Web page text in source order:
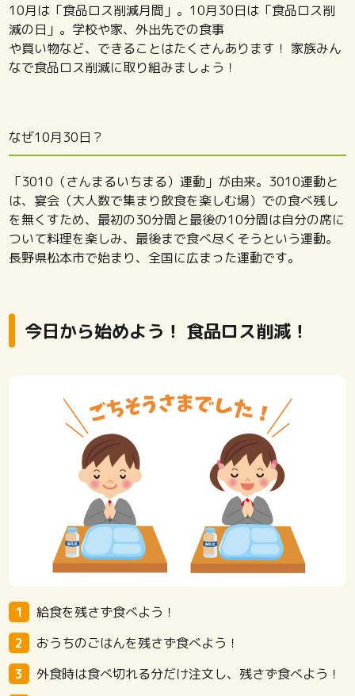
10月は「食品ロス削減月間」。10月30日は「食品ロス削
減の日」。学校や家、外出先での食事
や買い物など、できることはたくさんあります！ 家族みん
なで食品ロス削減に取り組みましょう！
なぜ10月30日？
「3010（さんまるいちまる）運動」が由来。3010運動と
は、宴会（大人数で集まり飲食を楽しむ場）での食べ残し
を無くすため、最初の30分間と最後の10分間は自分の席に
ついて料理を楽しみ、最後まで食べ尽くそうという運動。
長野県松本市で始まり、全国に広まった運動です。
今日から始めよう！ 食品ロス削減！
給食を残さず食べよう！
おうちのごはんを残さず食べよう！
外食時は食べ切れる分だけ注文し、残さず食べよう！